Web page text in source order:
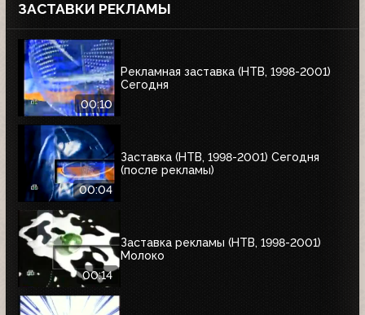
ЗАСТАВКИ РЕКЛАМЫ
00:10
Рекламная заставка (НТВ, 1998-2001)
Сегодня
00:04
Заставка (НТВ, 1998-2001) Сегодня
(после рекламы)
00:14
Заставка рекламы (НТВ, 1998-2001)
Молоко